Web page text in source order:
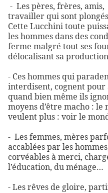
- Les pères, frères, amis,
travailler qui sont
Cette Lucchini toute
les hommes dans des
ferme malgré tout ses
délocalisant sa
- Ces hommes qui
interdisent, cognent
quand bien même ils
moyens d’être macho :
veulent plus : voir le
- Les femmes, mères
accablées par les
corvéables à merci,
l’éducation, du ménage…
- Les rêves de gloire,